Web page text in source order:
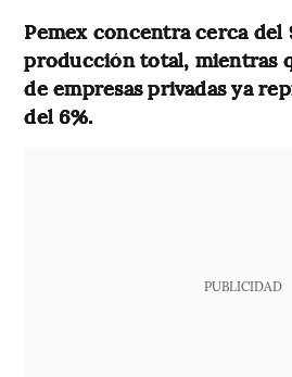
Pemex concentra cerca del
producción total, mientras
de empresas privadas ya
del 6%.
PUBLICIDAD